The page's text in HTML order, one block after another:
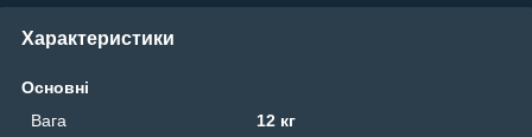
Характеристики
Основні
Вага
12 кг